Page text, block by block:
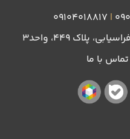
|
09104018817
پلاک ۴۴۹، واحد3
تماس با ما